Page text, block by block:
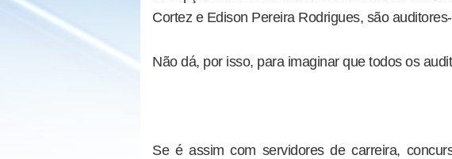
Cortez e Edison Pereira Rodrigues, são
Não dá, por isso, para imaginar que todos os
Se é assim com servidores de carreira,